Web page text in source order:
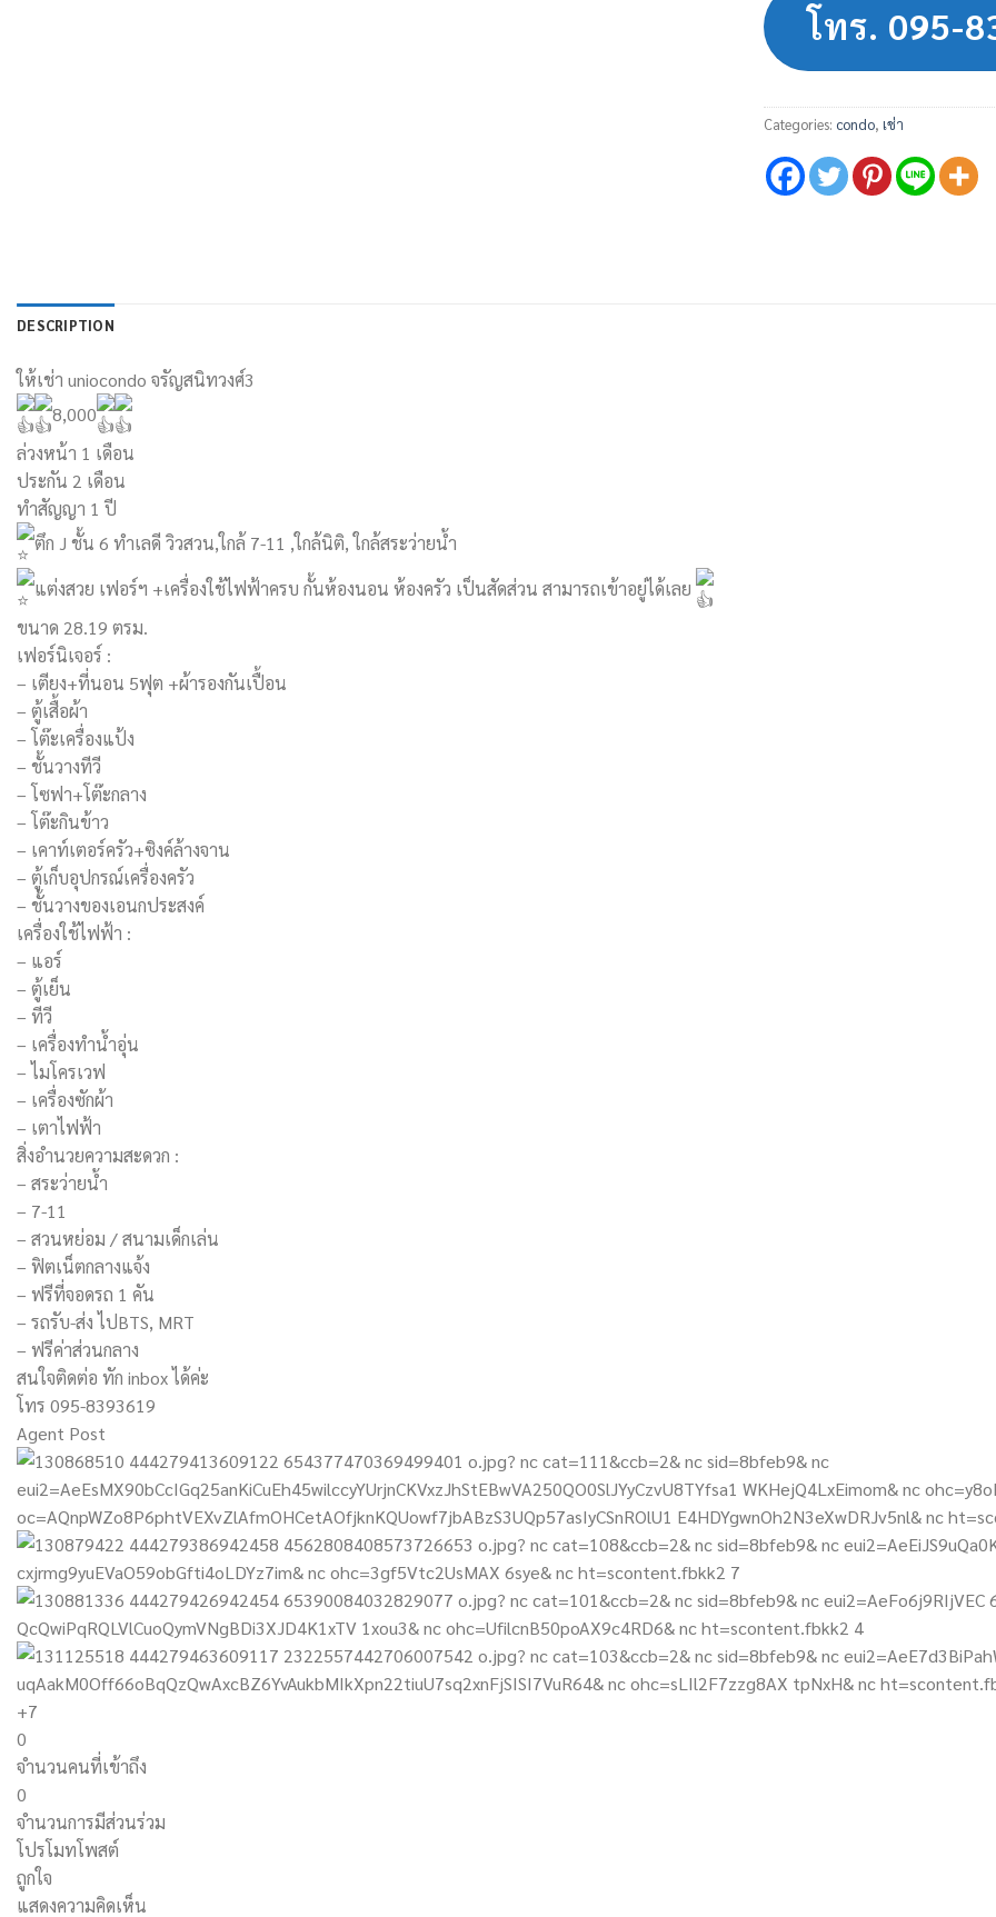
โทร. 095-
Categories: condo, เช่า
DESCRIPTION
ให้เช่า uniocondo จรัญสนิทวงศ์3
8,000
ล่วงหน้า 1 เดือน
ประกัน 2 เดือน
ทำสัญญา 1 ปี
ตึก J ชั้น 6 ทำเลดี วิวสวน,ใกล้ 7-11 ,ใกล้นิติ, ใกล้สระว่ายน้ำ
แต่งสวย เฟอร์ฯ +เครื่องใช้ไฟฟ้าครบ กั้นห้องนอน ห้องครัว​ เป็นสัดส่วน สามารถเข้าอยู่ได้เลย
ขนาด 28.19 ตรม.
เฟอร์นิเจอร์ :
– เตียง+ที่นอน​ 5ฟุต +ผ้ารองกันเปื้อน
– ตู้เสื้อผ้า
– โต๊ะเครื่องแป้ง
– ชั้นวางทีวี
– โซฟา+โต๊ะกลาง
– โต๊ะกินข้าว
– เคาท์เตอร์ครัว​+ซิงค์ล้างจาน
– ตู้เก็บอุปกรณ์เครื่องครัว
– ชั้นวางของเอนกประสงค์
เครื่องใช้ไฟฟ้า :
– แอร์
– ตู้เย็น
– ทีวี
– เครื่อง​ทำน้ำอุ่น
– ไมโครเวฟ
– เครื่องซักผ้า
– เตาไฟฟ้า
สิ่งอำนวยความสะดวก :
– สระว่ายน้ำ
– 7-11
– สวนหย่อม / สนามเด็กเล่น
– ฟิตเน็ตกลางแจ้ง
– ฟรีที่จอดรถ 1 คัน
– รถรับ-ส่ง ไปBTS, MRT
– ฟรีค่าส่วนกลาง
สนใจติดต่อ ทัก inbox ได้ค่ะ
โทร 095-8393619
Agent Post
+7
0
จำนวนคนที่เข้าถึง
0
จำนวนการมีส่วนร่วม
โปรโมทโพสต์
ถูกใจ
แสดงความคิดเห็น